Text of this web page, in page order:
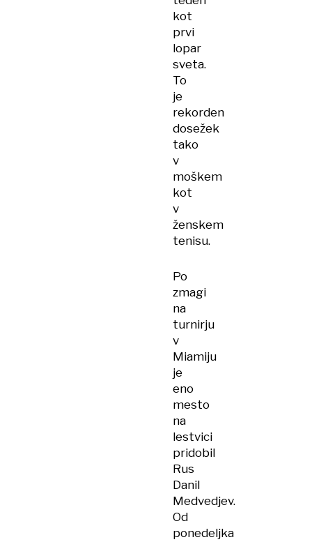
kot
prvi
lopar
sveta.
To
je
rekorden
dosežek
tako
v
moškem
kot
v
ženskem
tenisu.
Po
zmagi
na
turnirju
v
Miamiju
je
eno
mesto
na
lestvici
pridobil
Rus
Danil
Medvedjev.
Od
ponedeljka